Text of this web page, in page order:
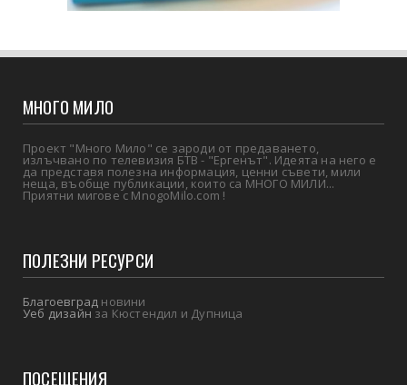
МНОГО МИЛО
Проект "Много Мило" се зароди от предаването,
излъчвано по телевизия БТВ - "Ергенът". Идеята на него е
да представя полезна информация, ценни съвети, мили
неща, въобще публикации, които са МНОГО МИЛИ...
Приятни мигове с MnogoMilo.com !
ПОЛЕЗНИ РЕСУРСИ
Благоевград новини
Уеб дизайнза Кюстендил и Дупница
ПОСЕЩЕНИЯ